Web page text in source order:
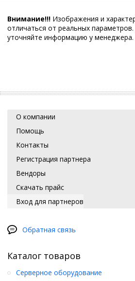
Внимание!!! Изображения и
отличаться от реальных
уточняйте информацию у менеджера.
О компании
Помощь
Контакты
Регистрация партнера
Вендоры
Скачать прайс
Вход для партнеров
Обратная связь
Каталог товаров
Серверное оборудование